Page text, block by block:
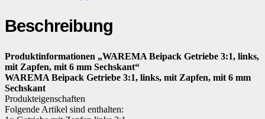
Beschreibung
Produktinformationen „WAREMA Beipack Getriebe 3:1, links,
mit Zapfen, mit 6 mm Sechskant“
WAREMA Beipack Getriebe 3:1, links, mit Zapfen, mit 6 mm
Sechskant
Produkteigenschaften
Folgende Artikel sind enthalten: